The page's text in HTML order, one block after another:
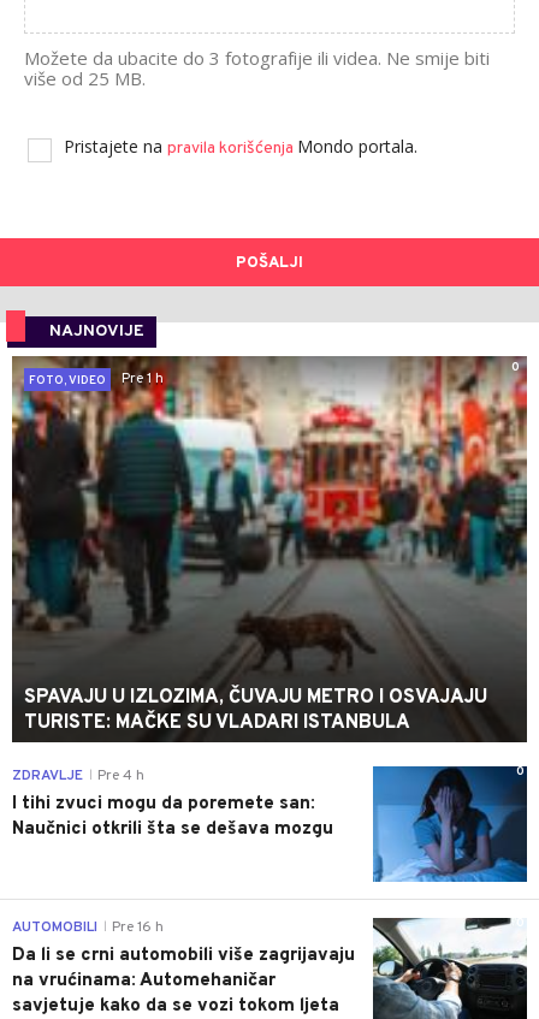
Možete da ubacite do 3 fotografije ili videa. Ne smije biti
više od 25 MB.
Pristajete na pravila korišćenja Mondo portala.
POŠALJI
NAJNOVIJE
0
FOTO, VIDEO
Pre 1 h
SPAVAJU U IZLOZIMA, ČUVAJU METRO I OSVAJAJU
TURISTE: MAČKE SU VLADARI ISTANBULA
0
ZDRAVLJE Pre 4 h
I tihi zvuci mogu da poremete san:
Naučnici otkrili šta se dešava mozgu
AUTOMOBILI Pre 16 h
Da li se crni automobili više zagrijavaju
na vrućinama: Automehaničar
savjetuje kako da se vozi tokom ljeta